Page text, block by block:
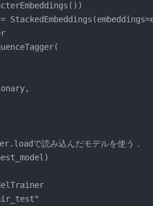
で読み込んだモデルを使う．